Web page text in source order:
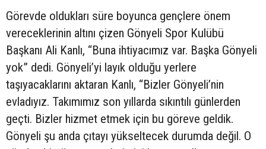
Görevde oldukları süre boyunca gençlere önem
vereceklerinin altını çizen Gönyeli Spor Kulübü
Başkanı Ali Kanlı, “Buna ihtiyacımız var. Başka Gönyeli
yok” dedi. Gönyeli’yi layık olduğu yerlere
taşıyacaklarını aktaran Kanlı, “Bizler Gönyeli’nin
evladıyız. Takımımız son yıllarda sıkıntılı günlerden
geçti. Bizler hizmet etmek için bu göreve geldik.
Gönyeli şu anda çıtayı yükseltecek durumda değil. O